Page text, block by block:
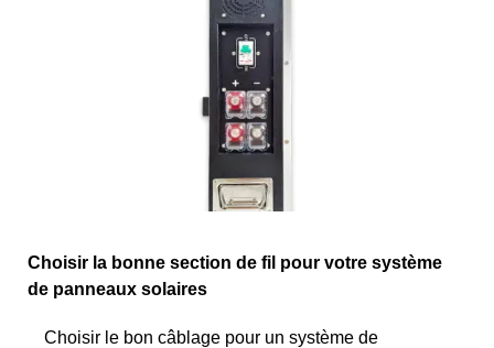
Choisir la bonne section de fil pour votre système
de panneaux solaires
Choisir le bon câblage pour un système de